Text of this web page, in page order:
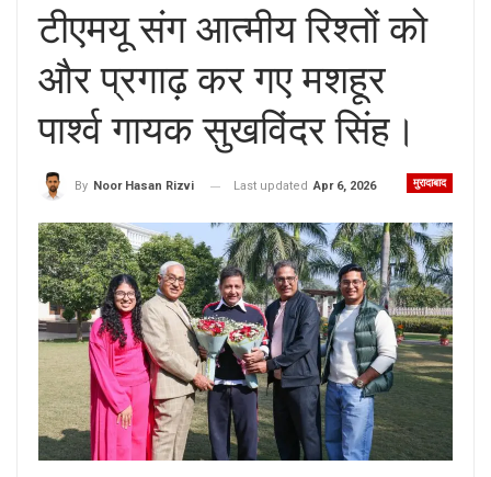
टीएमयू संग आत्मीय रिश्तों को
और प्रगाढ़ कर गए मशहूर
पार्श्व गायक सुखविंदर सिंह।
मुरादाबाद
By Noor Hasan Rizvi Last updated Apr 6, 2026